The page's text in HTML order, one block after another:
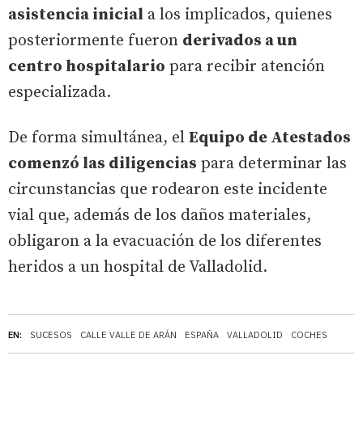
EN: SUCESOS CALLE VALLE DE ARÁN ESPAÑA VALLADOLID COCHES
asistencia inicial a los implicados, quienes
posteriormente fueron derivados a un
centro hospitalario para recibir atención
especializada.
De forma simultánea, el Equipo de Atestados
comenzó las diligencias para determinar las
circunstancias que rodearon este incidente
vial que, además de los daños materiales,
obligaron a la evacuación de los diferentes
heridos a un hospital de Valladolid.